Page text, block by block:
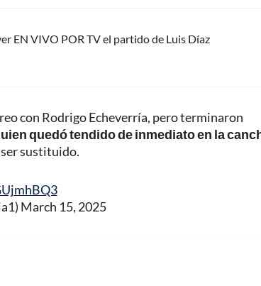
EN VIVO POR TV el partido de Luis Díaz
con Rodrigo Echeverría, pero terminaron
quedó tendido de inmediato en la
sustituido.
March 15, 2025